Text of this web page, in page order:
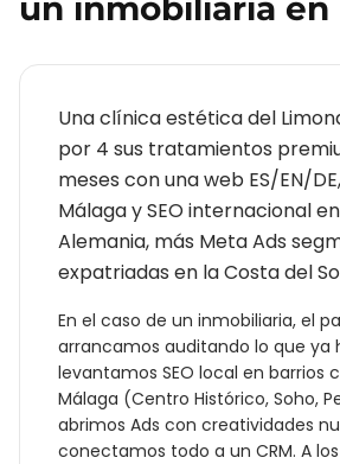
un inmobiliaria en
Una clínica estética del
por 4 sus tratamientos
meses con una web ES/EN/
Málaga y SEO internacional
Alemania, más Meta Ads
expatriadas en la Costa del
En el caso de un inmobiliaria, el
arrancamos auditando lo que ya
levantamos SEO local en barrios
Málaga (Centro Histórico, Soho,
abrimos Ads con creatividades
conectamos todo a un CRM. A